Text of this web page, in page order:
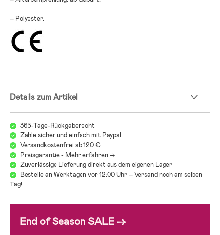
– Polyester.
Details zum Artikel
365-Tage-Rückgaberecht
Zahle sicher und einfach mit Paypal
Versandkostenfrei ab 120 €
Preisgarantie - Mehr erfahren ->
Zuverlässige Lieferung direkt aus dem eigenen Lager
Bestelle an Werktagen vor 12:00 Uhr – Versand noch am selben
Tag!
End of Season SALE →